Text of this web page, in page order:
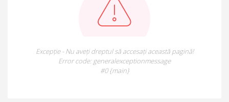
Excepție - Nu aveți dreptul să accesați această pagină!
Error code: generalexceptionmessage
#0 {main}